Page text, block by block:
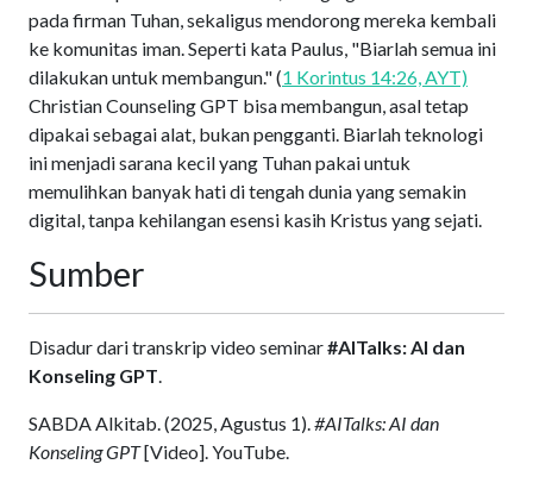
pada firman Tuhan, sekaligus mendorong mereka kembali
ke komunitas iman. Seperti kata Paulus, "Biarlah semua ini
dilakukan untuk membangun." (1 Korintus 14:26, AYT)
Christian Counseling GPT bisa membangun, asal tetap
dipakai sebagai alat, bukan pengganti. Biarlah teknologi
ini menjadi sarana kecil yang Tuhan pakai untuk
memulihkan banyak hati di tengah dunia yang semakin
digital, tanpa kehilangan esensi kasih Kristus yang sejati.
Sumber
Disadur dari transkrip video seminar#AITalks: AI dan
Konseling GPT
SABDA Alkitab. (2025, Agustus 1). #AITalks: AI dan
Konseling GPT[Video]. YouTube.